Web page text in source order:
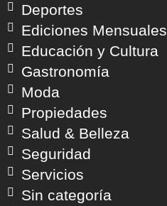
Deportes
Ediciones Mensuales
Educación y Cultura
Gastronomía
Moda
Propiedades
Salud & Belleza
Seguridad
Servicios
Sin categoría